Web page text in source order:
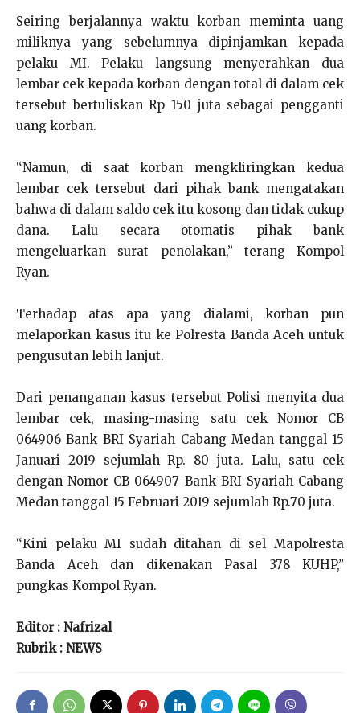
Seiring berjalannya waktu korban meminta uang
miliknya yang sebelumnya dipinjamkan kepada
pelaku MI. Pelaku langsung menyerahkan dua
lembar cek kepada korban dengan total di dalam cek
tersebut bertuliskan Rp 150 juta sebagai pengganti
uang korban.
“Namun, di saat korban mengkliringkan kedua
lembar cek tersebut dari pihak bank mengatakan
bahwa di dalam saldo cek itu kosong dan tidak cukup
dana. Lalu secara otomatis pihak bank
mengeluarkan surat penolakan,” terang Kompol
Ryan.
Terhadap atas apa yang dialami, korban pun
melaporkan kasus itu ke Polresta Banda Aceh untuk
pengusutan lebih lanjut.
Dari penanganan kasus tersebut Polisi menyita dua
lembar cek, masing-masing satu cek Nomor CB
064906 Bank BRI Syariah Cabang Medan tanggal 15
Januari 2019 sejumlah Rp. 80 juta. Lalu, satu cek
dengan Nomor CB 064907 Bank BRI Syariah Cabang
Medan tanggal 15 Februari 2019 sejumlah Rp.70 juta.
“Kini pelaku MI sudah ditahan di sel Mapolresta
Banda Aceh dan dikenakan Pasal 378 KUHP,”
pungkas Kompol Ryan.
Editor : Nafrizal
Rubrik : NEWS